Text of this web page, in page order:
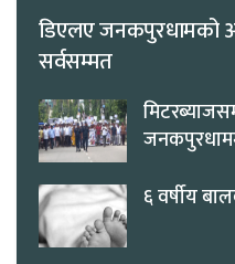
डिएलए जनकपुरधामको
सर्वसम्मत
६ वर्षीय